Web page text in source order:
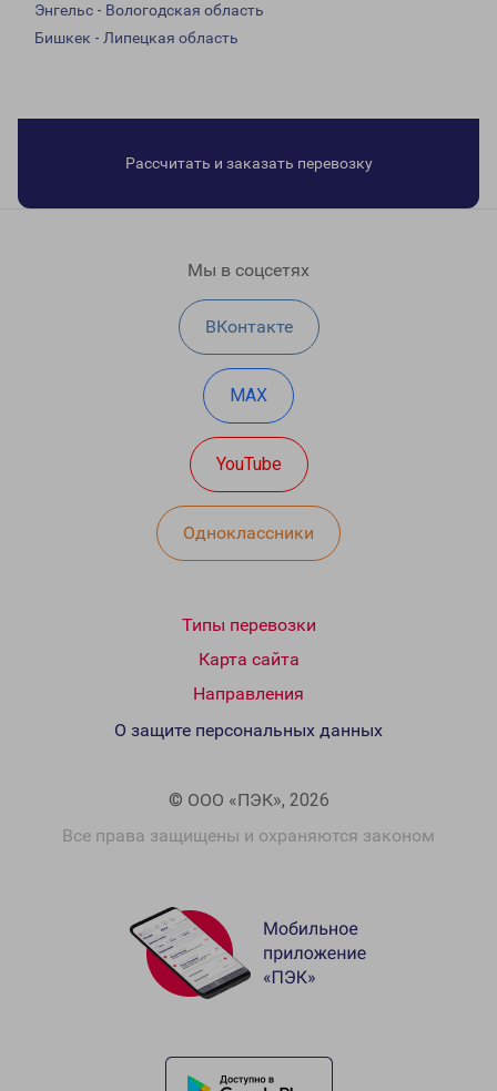
Энгельс - Вологодская область
Бишкек - Липецкая область
Рассчитать и заказать перевозку
Мы в соцсетях
ВКонтакте
MAX
YouTube
Одноклассники
Типы перевозки
Карта сайта
Направления
© ООО «ПЭК», 2026
Все права защищены и охраняются законом
О защите персональных данных